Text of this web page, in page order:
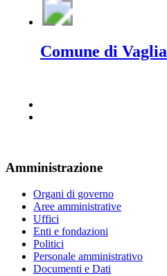
Comune di Vaglia
Amministrazione
Organi di governo
Aree amministrative
Uffici
Enti e fondazioni
Politici
Personale amministrativo
Documenti e Dati